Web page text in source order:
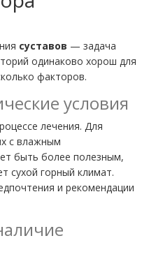
суставов — задача
одинаково хорош для
факторов.
условия
лечения. Для
с влажным
быть более полезным,
сухой горный климат.
и рекомендации